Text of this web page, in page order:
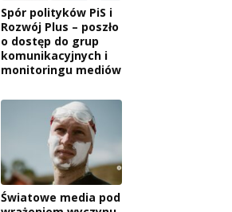
Spór polityków PiS i
Rozwój Plus – poszło
o dostęp do grup
komunikacyjnych i
monitoringu mediów
Światowe media pod